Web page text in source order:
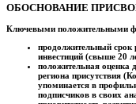
ОБОСНОВАНИЕ
Ключевыми положительными
продолжительный срок
инвестиций (свыше 20
положительная оценка
региона присутствия
упоминается в
подписчиков в своих